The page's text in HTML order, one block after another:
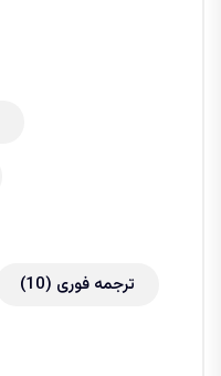
ترجمه فوری (10)